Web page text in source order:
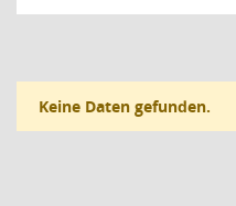
Keine Daten gefunden.